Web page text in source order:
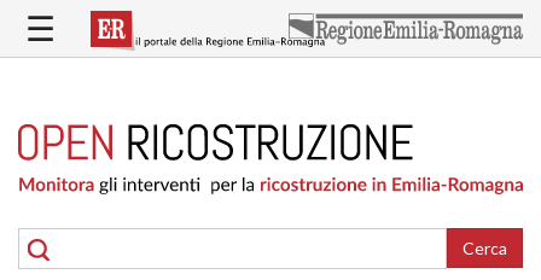
contenuto
RICOSTRUZIONE
PUBBLICA
DELLE
ABITAZIONI
☰
Cerca